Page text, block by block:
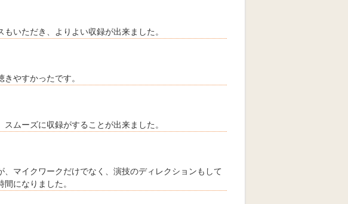
いただき、よりよい収録が出来ました。
やすかったです。
ムーズに収録がすることが出来ました。
、マイクワークだけでなく、演技のディレクションもして
になりました。